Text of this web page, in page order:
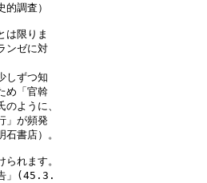
調査）
限りま
ンゼに対
しずつ知
め「官斡
ように、
」が頻発
書店）。
れます。
告」(45.3.